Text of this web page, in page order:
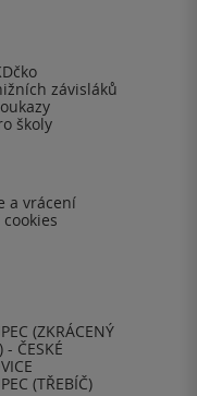
závisláků
školy
a vrácení
(ZKRÁCENÝ
- ČESKÉ
(TŘEBÍČ)